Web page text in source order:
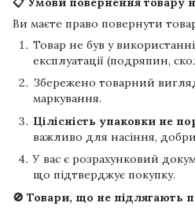
Ви маєте право повернути
Товар не був у використанні
експлуатації (подряпин,
Збережено товарний
маркування.
Цілісність упаковки не
важливо для насіння,
У вас є розрахунковий
що підтверджує покупку.
🚫 Товари, що не підлягають